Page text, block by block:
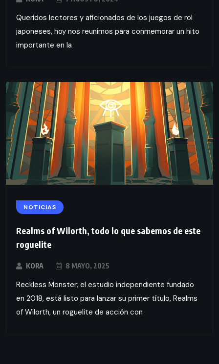
Queridos lectores y aficionados de los juegos de rol
japoneses, hoy nos reunimos para conmemorar un hito
importante en la
NOTICIAS
Realms of Wilorth, todo lo que sabemos de este
roguelite
KORA 8 MAYO, 2025
Reckless Monster, el estudio independiente fundado
en 2018, está listo para lanzar su primer título, Realms
of Wilorth, un roguelite de acción con